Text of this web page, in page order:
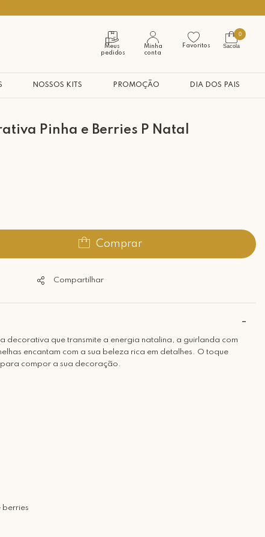
Meus
pedidos
Minha
conta
Favoritos
0
Sacola
NOSSOS KITS PROMOÇÃO DIA DOS PAIS
Pinha e Berries P Natal
Comprar
Compartilhar
decorativa que transmite a energia natalina, a guirlanda com
encantam com a sua beleza rica em detalhes. O toque
compor a sua decoração.
berries